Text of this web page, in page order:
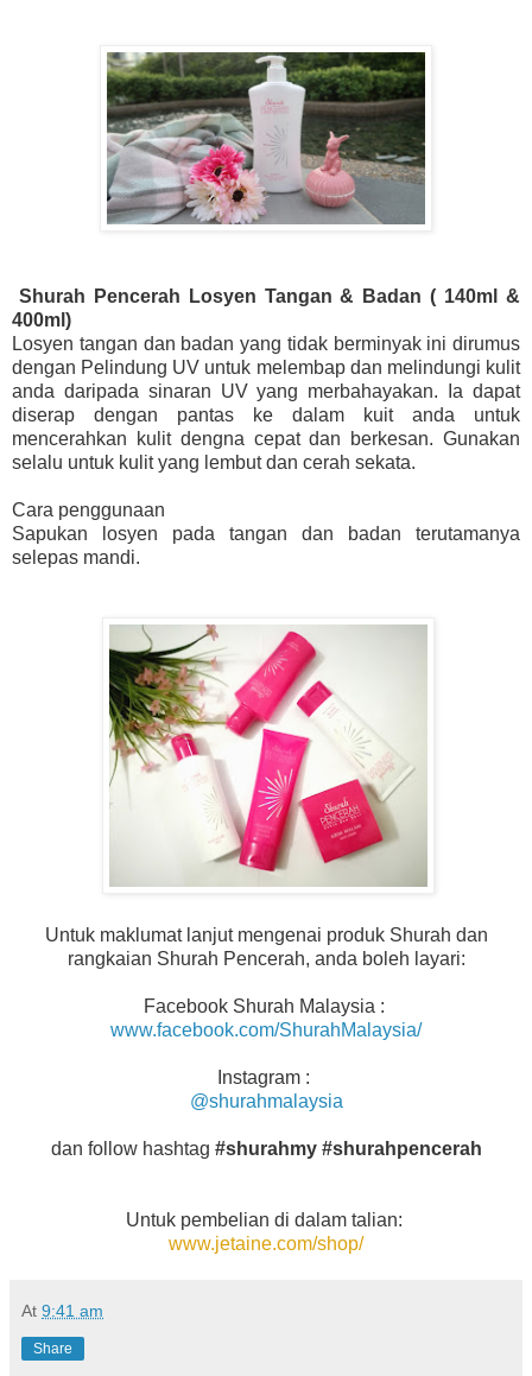
Shurah Pencerah Losyen Tangan & Badan ( 140ml &
400ml)
Losyen tangan dan badan yang tidak berminyak ini dirumus
dengan Pelindung UV untuk melembap dan melindungi kulit
anda daripada sinaran UV yang merbahayakan. Ia dapat
diserap dengan pantas ke dalam kuit anda untuk
mencerahkan kulit dengna cepat dan berkesan. Gunakan
selalu untuk kulit yang lembut dan cerah sekata.
Cara penggunaan
Sapukan losyen pada tangan dan badan terutamanya
selepas mandi.
Untuk maklumat lanjut mengenai produk Shurah dan
rangkaian Shurah Pencerah, anda boleh layari:
Facebook Shurah Malaysia :
www.facebook.com/ShurahMalaysia/
Instagram :
@shurahmalaysia
dan follow hashtag #shurahmy #shurahpencerah
Untuk pembelian di dalam talian:
www.jetaine.com/shop/
At 9:41 am
Share